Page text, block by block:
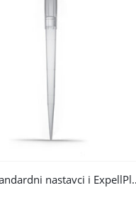
Expell standardni